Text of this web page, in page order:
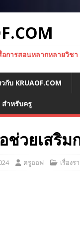
อการสอนหลากหลายวิช
วกับ KRUAOF.COM
สำหรับครู
ช่วยเสริ
ครูออฟ เรื่อง